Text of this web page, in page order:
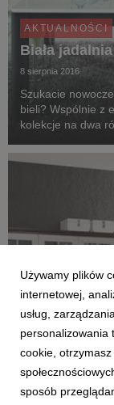
AKTUALNOŚCI
Biała
8 sierpnia 2016
Szukacie
bieli? Wspólnie z
kolekcje na dwa
AKTUALNOŚCI
Używamy plików
internetowej,
usług,
personalizowania
cookie,
sposób